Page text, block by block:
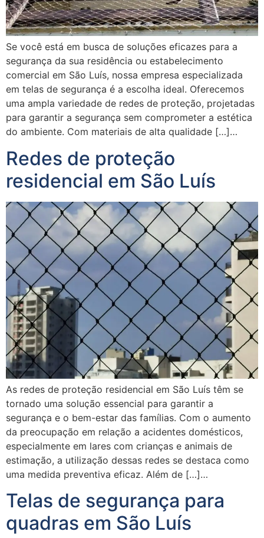
Se você está em busca de soluções eficazes para a
segurança da sua residência ou estabelecimento
comercial em São Luís, nossa empresa especializada
em telas de segurança é a escolha ideal. Oferecemos
uma ampla variedade de redes de proteção, projetadas
para garantir a segurança sem comprometer a estética
do ambiente. Com materiais de alta qualidade […]…
Redes de proteção
residencial em São Luís
As redes de proteção residencial em São Luís têm se
tornado uma solução essencial para garantir a
segurança e o bem-estar das famílias. Com o aumento
da preocupação em relação a acidentes domésticos,
especialmente em lares com crianças e animais de
estimação, a utilização dessas redes se destaca como
uma medida preventiva eficaz. Além de […]…
Telas de segurança para
quadras em São Luís